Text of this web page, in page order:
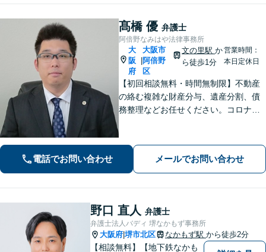
髙橋 優 弁護士
阿倍野なみはや法律事務所
大
阪
府
大阪市
阿倍野
区
文の里駅か
ら徒歩1分
営業時間：
本日定休日
【初回相談無料・時間無制限】不動産
の絡む複雑な財産分与、遺産分割、債
務整理などお任せください。コロナ禍
添い、皆さまが安心して暮らせるよ
う、全力でお守りします。
電話でお問い合わせ メールでお問い合わせ
野口 直人 弁護士
弁護士法人バディ 堺なかもず事務所
大阪府 堺市北区 なかもず駅 から徒歩2分
【相談無料】【地下鉄なかも